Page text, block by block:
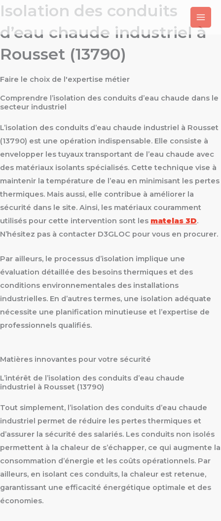
Aller
au
contenu
Isolation des conduits
d’eau chaude industriel à
Rousset (13790)
Faire le choix de l'expertise métier
Comprendre l’isolation des conduits d’eau chaude dans le
secteur industriel
L’isolation des conduits d’eau chaude industriel à Rousset
(13790) est une opération indispensable. Elle consiste à
envelopper les tuyaux transportant de l’eau chaude avec
des matériaux isolants spécialisés. Cette technique vise à
maintenir la température de l’eau en minimisant les pertes
thermiques. Mais aussi, elle contribue à améliorer la
sécurité dans le site. Ainsi, les matériaux couramment
utilisés pour cette intervention sont les matelas 3D.
N’hésitez pas à contacter D3GLOC pour vous en procurer.
Par ailleurs, le processus d’isolation implique une
évaluation détaillée des besoins thermiques et des
conditions environnementales des installations
industrielles. En d’autres termes, une isolation adéquate
nécessite une planification minutieuse et l’expertise de
professionnels qualifiés.
Matières innovantes pour votre sécurité
L’intérêt de l’isolation des conduits d’eau chaude
industriel à Rousset (13790)
Tout simplement, l’isolation des conduits d’eau chaude
industriel permet de réduire les pertes thermiques et
d’assurer la sécurité des salariés. Les conduits non isolés
permettent à la chaleur de s’échapper, ce qui augmente la
consommation d’énergie et les coûts opérationnels. Par
ailleurs, en isolant ces conduits, la chaleur est retenue,
garantissant une efficacité énergétique optimale et des
économies.